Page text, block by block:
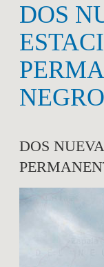
DOS
NEGRO
DOS